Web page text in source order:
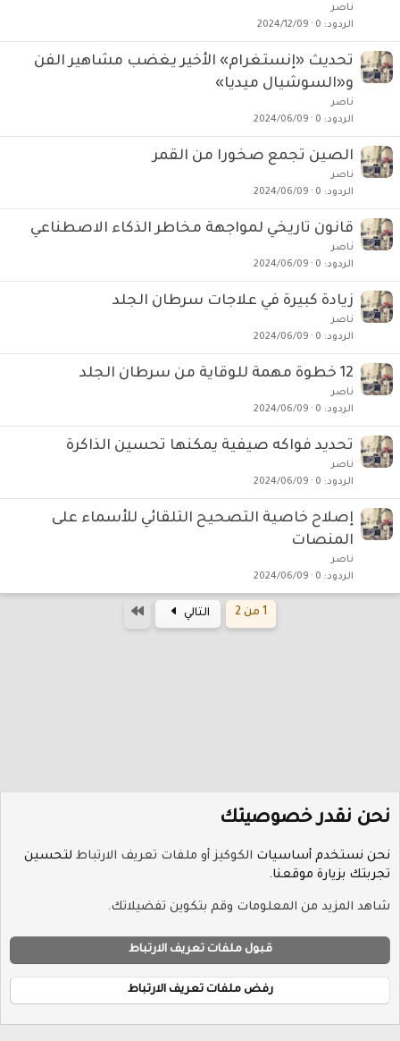
ناصر
الردود 0
2024/12/09
تحديث «إنستغرام» الأخير يغضب مشاهير الفن
و«السوشيال ميديا»
ناصر
الردود 0
2024/06/09
الصين تجمع صخورا من القمر
ناصر
الردود 0
2024/06/09
قانون تاريخي لمواجهة مخاطر الذكاء الاصطناعي
ناصر
الردود 0
2024/06/09
زيادة كبيرة في علاجات سرطان الجلد
ناصر
الردود 0
2024/06/09
12 خطوة مهمة للوقاية من سرطان الجلد
ناصر
الردود 0
2024/06/09
تحديد فواكه صيفية يمكنها تحسين الذاكرة
ناصر
الردود 0
2024/06/09
إصلاح خاصية التصحيح التلقائي للأسماء على
المنصات
ناصر
الردود 0
2024/06/09
1 من 2 التالي
سياسة الخصوصية
الرئيسية
S
®
نحن نقدر خصوصيتك
نحن نستخدم أساسيات الكوكيز أو ملفات تعريف الارتباط لتحسين
تجربتك بزيارة موقعنا.
شاهد المزيد من المعلومات وقم بتكوين تفضيلاتك.
قبول ملفات تعريف الارتباط
رفض ملفات تعريف الارتباط